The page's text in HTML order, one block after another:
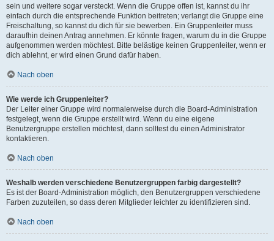
sein und weitere sogar versteckt. Wenn die Gruppe offen ist, kannst du ihr
einfach durch die entsprechende Funktion beitreten; verlangt die Gruppe eine
Freischaltung, so kannst du dich für sie bewerben. Ein Gruppenleiter muss
daraufhin deinen Antrag annehmen. Er könnte fragen, warum du in die Gruppe
aufgenommen werden möchtest. Bitte belästige keinen Gruppenleiter, wenn er
dich ablehnt, er wird einen Grund dafür haben.
Nach oben
Wie werde ich Gruppenleiter?
Der Leiter einer Gruppe wird normalerweise durch die Board-Administration
festgelegt, wenn die Gruppe erstellt wird. Wenn du eine eigene
Benutzergruppe erstellen möchtest, dann solltest du einen Administrator
kontaktieren.
Nach oben
Weshalb werden verschiedene Benutzergruppen farbig dargestellt?
Es ist der Board-Administration möglich, den Benutzergruppen verschiedene
Farben zuzuteilen, so dass deren Mitglieder leichter zu identifizieren sind.
Nach oben